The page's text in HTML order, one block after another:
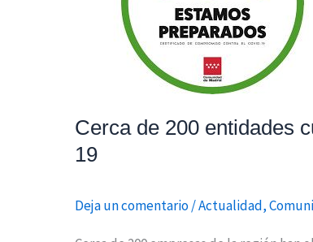
Cerca de 200 entidades
19
Deja un comentario/Actualidad,
cuentan
certifica
sus
frente